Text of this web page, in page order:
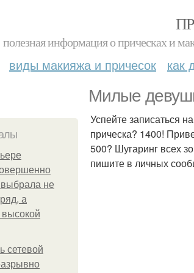
полезная информация о прическах и
виды макияжа и причесок как
Милые
не
а
сетевой
Успейте записаться
прическа? 1400!
500? Шугаринг всех
пишите в личных